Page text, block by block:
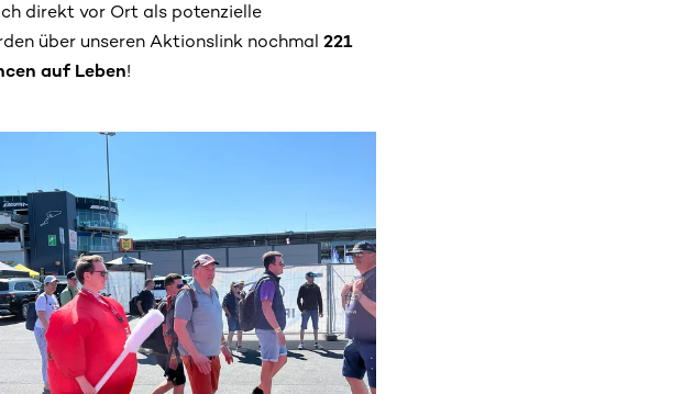
direkt vor Ort als potenzielle
über unseren Aktionslink nochmal 221
auf Leben!